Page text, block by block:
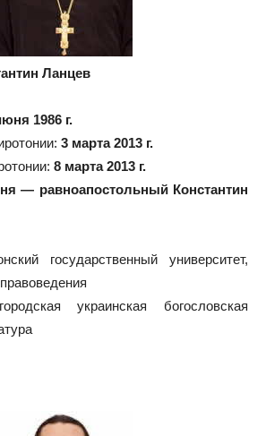
Ланцев
1986 г.
3 марта 2013 г.
8 марта 2013 г.
— равноапостольный Константин
государственный университет,
украинская богословская